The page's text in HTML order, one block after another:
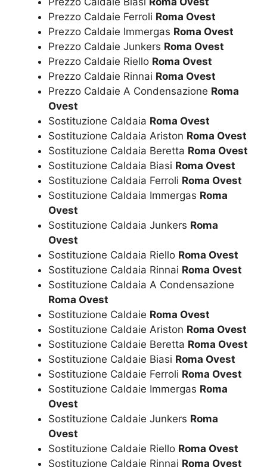
Prezzo Caldaie Ferroli Roma Ovest
Prezzo Caldaie Immergas Roma Ovest
Prezzo Caldaie Junkers Roma Ovest
Prezzo Caldaie Riello Roma Ovest
Prezzo Caldaie Rinnai Roma Ovest
Prezzo Caldaie A Condensazione Roma
Ovest
Sostituzione Caldaia Roma Ovest
Sostituzione Caldaia Ariston Roma Ovest
Sostituzione Caldaia Beretta Roma Ovest
Sostituzione Caldaia Biasi Roma Ovest
Sostituzione Caldaia Ferroli Roma Ovest
Sostituzione Caldaia Immergas Roma
Ovest
Sostituzione Caldaia Junkers Roma
Ovest
Sostituzione Caldaia Riello Roma Ovest
Sostituzione Caldaia Rinnai Roma Ovest
Sostituzione Caldaia A Condensazione
Roma Ovest
Sostituzione Caldaie Roma Ovest
Sostituzione Caldaie Ariston Roma Ovest
Sostituzione Caldaie Beretta Roma Ovest
Sostituzione Caldaie Biasi Roma Ovest
Sostituzione Caldaie Ferroli Roma Ovest
Sostituzione Caldaie Immergas Roma
Ovest
Sostituzione Caldaie Junkers Roma
Ovest
Sostituzione Caldaie Riello Roma Ovest
Sostituzione Caldaie Rinnai Roma Ovest